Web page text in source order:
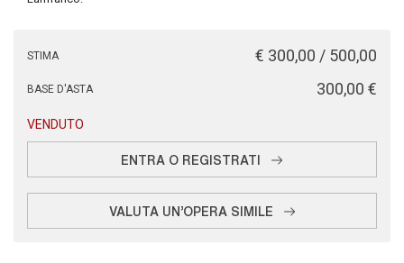
€ 300,00 / 500,00
STIMA
€ 300,00
BASE D'ASTA
VENDUTO
ENTRA O REGISTRATI
VALUTA UN'OPERA SIMILE